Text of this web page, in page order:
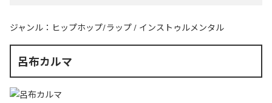
ジャンル： ヒップホップ/ラップ / インストゥルメンタル
呂布カルマ